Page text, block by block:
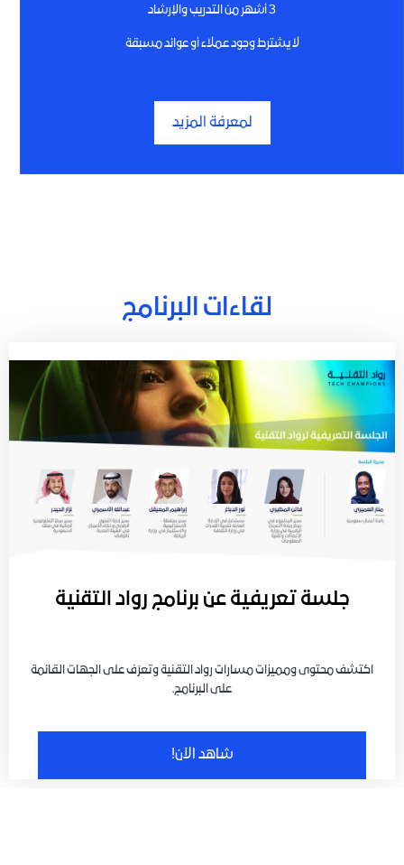
3 أشهر من التدريب والإرشاد
لا يشترط وجود عملاء أو عوائد مسبقة
لمعرفة المزيد
لقاءات البرنامج
جلسة تعريفية عن برنامج رواد التقنية
اكتشف محتوى ومميزات مسارات رواد التقنية وتعرّف على الجهات القائمة
على البرنامج.
شاهد الآن!